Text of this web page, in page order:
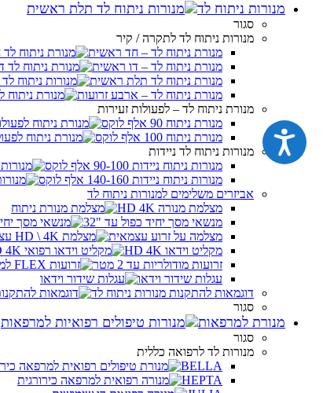
נגישות
מנורות ניתוח לד
סגור
מנורות ניתוח לד לתקרה / קיר
מנורת ניתוח לד – חד ראשית
מנורת ניתוח לד – דו ראשית
מנורת ניתוח לד תלת ראשית
מנורת ניתוח לד – ארבע זרועות
מנורת ניתוח לד – לפעולות זעירות
מנורת ניתוח 90 אלף לוקס
מנורת ניתוח 100 אלף לוקס
מנורות ניתוח לד ניידות
מנורות ניתוח ניידות 90-100 אלף לוקס
מנורות ניתוח ניידות 140-160 אלף לוקס
אביזרים משלימים למנורות ניתוח לד
מצלמת מנורה HD 4K
מנשאי מסך יחיד כפול עד "32
מצלמה על זרוע עצמאית
מקליט וידאו HD 4K
זרועות מודולריות עד 2 מטר
עגלות שידור וידאו
דוגמאות להתקנות מנורות ניתוח לד
סגור
מנורת למרפאות
סגור
מנורות לד לרפואה כללית
BELLA
HEPTA